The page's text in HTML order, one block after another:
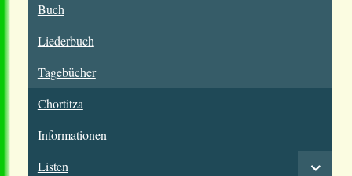
Buch
Liederbuch
Tagebücher
Chortitza
Informationen
Listen